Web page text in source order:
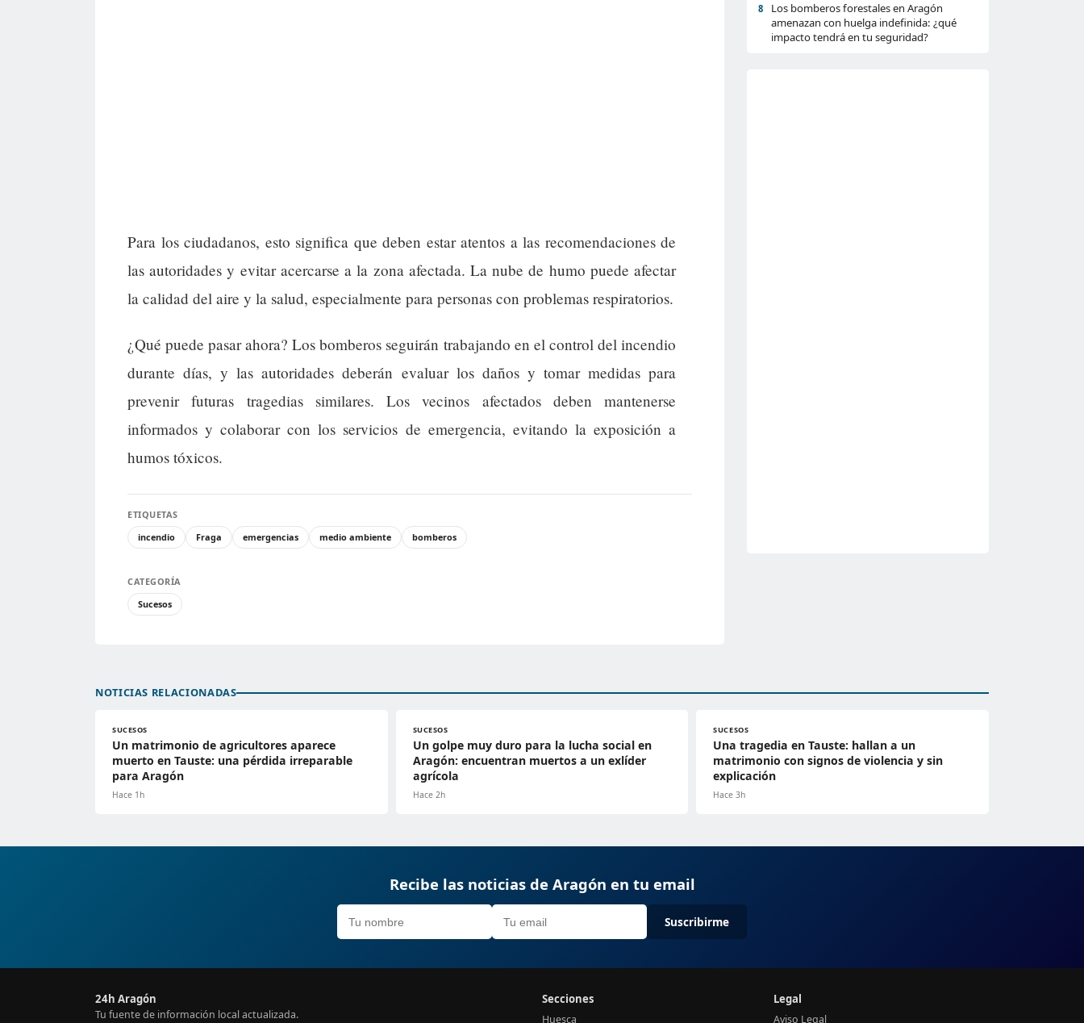
Para los ciudadanos, esto significa que deben estar atentos a las recomendaciones de
las autoridades y evitar acercarse a la zona afectada. La nube de humo puede afectar
la calidad del aire y la salud, especialmente para personas con problemas respiratorios.
¿Qué puede pasar ahora? Los bomberos seguirán trabajando en el control del incendio
durante días, y las autoridades deberán evaluar los daños y tomar medidas para
prevenir futuras tragedias similares. Los vecinos afectados deben mantenerse
informados y colaborar con los servicios de emergencia, evitando la exposición a
humos tóxicos.
ETIQUETAS
incendio
Fraga emergencias medio ambiente bomberos
CATEGORÍA
Sucesos
8
Los bomberos forestales en Aragón
amenazan con huelga indefinida: ¿qué
impacto tendrá en tu seguridad?
NOTICIAS RELACIONADAS
SUCESOS
Un matrimonio de agricultores aparece
muerto en Tauste: una pérdida irreparable
para Aragón
Hace 1h
SUCESOS
Un golpe muy duro para la lucha social en
Aragón: encuentran muertos a un exlíder
agrícola
Hace 2h
SUCESOS
Una tragedia en Tauste: hallan a un
matrimonio con signos de violencia y sin
explicación
Hace 3h
Recibe las noticias de Aragón en tu email
Suscribirme
24h Aragón
Tu fuente de información local actualizada.
Secciones
Huesca
Legal
Aviso Legal